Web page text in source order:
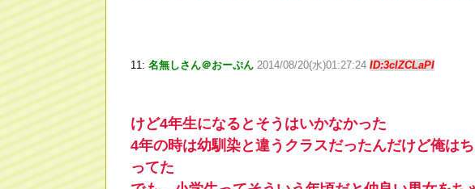
11: 名無しさん＠おーぷん 2014/08/20(水)01:27:24 ID:3cIZCLaPI
けど4年生になるとそうはいかなかった
4年の時は幼馴染と違うクラスだったんだけど俺は
ってた